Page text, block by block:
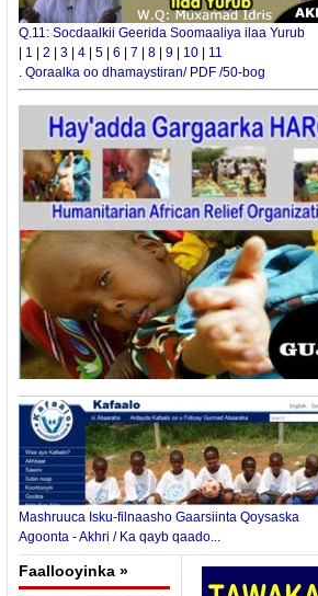
Q.11: Socdaalkii Geerida Soomaaliya ilaa Yurub
1 2 3 4 5 6 7 8 9 10
11
. Qoraalka oo dhamaystiran/ PDF /50-bog
Mashruuca Isku-filnaasho Gaarsiinta Qoysaska
Agoonta - Akhri / Ka qayb qaado...
Faallooyinka »